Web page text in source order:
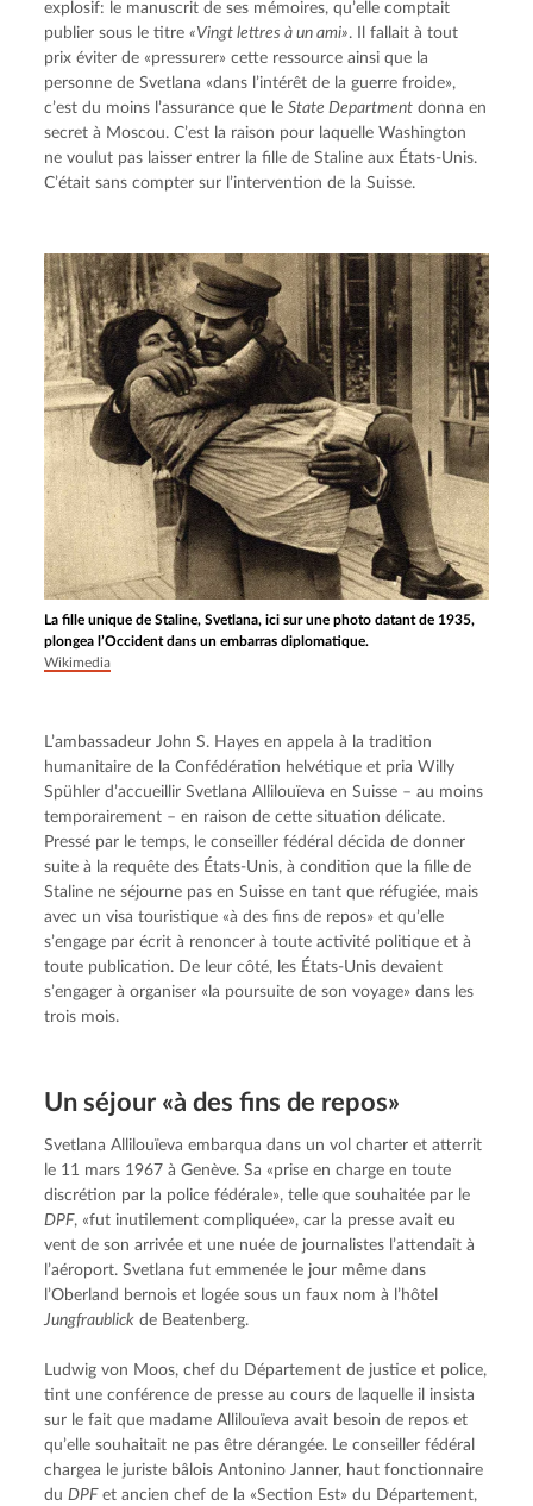
explosif: le manuscrit de ses mémoires, qu’elle comptait
publier sous le titre «Vingt lettres à un ami». Il fallait à tout
prix éviter de «pressurer» cette ressource ainsi que la
personne de Svetlana «dans l’intérêt de la guerre froide»,
c’est du moins l’assurance que le State Department donna en
secret à Moscou. C’est la raison pour laquelle Washington
ne voulut pas laisser entrer la fille de Staline aux États-Unis.
C’était sans compter sur l’intervention de la Suisse.
La fille unique de Staline, Svetlana, ici sur une photo datant de 1935,
plongea l’Occident dans un embarras diplomatique.
Wikimedia
L’ambassadeur John S. Hayes en appela à la tradition
humanitaire de la Confédération helvétique et pria Willy
Spühler d’accueillir Svetlana Allilouïeva en Suisse – au moins
temporairement – en raison de cette situation délicate.
Pressé par le temps, le conseiller fédéral décida de donner
suite à la requête des États-Unis, à condition que la fille de
Staline ne séjourne pas en Suisse en tant que réfugiée, mais
avec un visa touristique «à des fins de repos» et qu’elle
s’engage par écrit à renoncer à toute activité politique et à
toute publication. De leur côté, les États-Unis devaient
s’engager à organiser «la poursuite de son voyage» dans les
trois mois.
Un séjour «à des fins de repos»
Svetlana Allilouïeva embarqua dans un vol charter et atterrit
le 11 mars 1967 à Genève. Sa «prise en charge en toute
DPF, «fut inutilement compliquée», car la presse avait eu
vent de son arrivée et une nuée de journalistes l’attendait à
l’aéroport. Svetlana fut emmenée le jour même dans
Jungfraublick de Beatenberg.
Ludwig von Moos, chef du Département de justice et police,
tint une conférence de presse au cours de laquelle il insista
sur le fait que madame Allilouïeva avait besoin de repos et
qu’elle souhaitait ne pas être dérangée. Le conseiller fédéral
chargea le juriste bâlois Antonino Janner, haut fonctionnaire
du DPF et ancien chef de la «Section Est» du Département,